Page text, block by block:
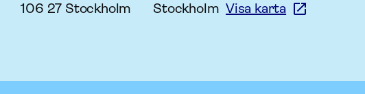
106 27 Stockholm
StockholmVisa karta